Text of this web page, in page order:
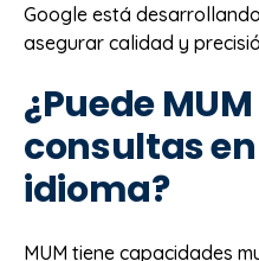
Google está
asegurar calidad y
¿Puede
consultas
idioma?
MUM tiene capacidades